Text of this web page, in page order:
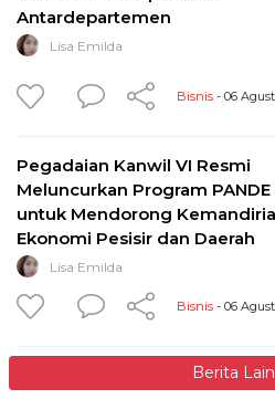
Antardepartemen
Lisa Emilda
Bisnis - 06
Pegadaian Kanwil VI Resmi
Meluncurkan Program PANDE
untuk Mendorong
Ekonomi Pesisir dan Daerah
Lisa Emilda
Bisnis - 06
Berita